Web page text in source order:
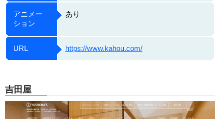
アニメー
ション
あり
URL https://www.kahou.com/
吉田屋